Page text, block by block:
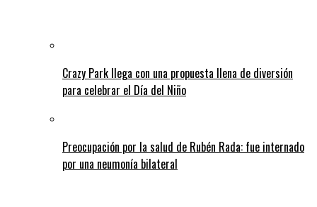
Crazy Park llega con una propuesta llena de diversión
para celebrar el Día del Niño
Preocupación por la salud de Rubén Rada: fue internado
por una neumonía bilateral